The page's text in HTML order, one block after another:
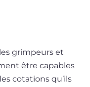
grim­peurs et
être capables
cota­tions qu’ils